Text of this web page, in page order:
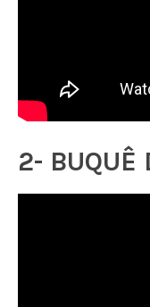
2- BUQUÊ